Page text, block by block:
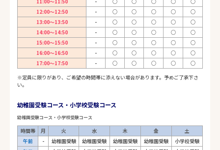
12:00～12:50
- ○ ○ ○ ○
○
13:00～13:50
- ○ ○ ○ ○
○
14:00～14:50
- ○ ○ ○ ○
○
15:00～15:50
- ○ ○ ○ ○
○
16:00～16:50
- ○ ○ ○ ○
○
17:00～17:50
- ○ ○ ○ ○
○
※定員に限りがあり、ご希望の時間帯に添えない場合があります。予めご了承下さ
い。
幼稚園受験コース・小学校受験コース
幼稚園受験コース・小学校受験コース
時間帯 月 火 水 木 金
土
午前
- 幼稚園受験 幼稚園受験 幼稚園受験 幼稚園受験
小学校受験